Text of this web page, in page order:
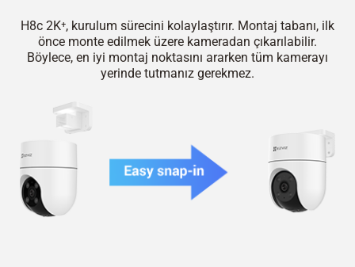
H8c 2K⁺, kurulum sürecini kolaylaştırır. Montaj tabanı, ilk
önce monte edilmek üzere kameradan çıkarılabilir.
Böylece, en iyi montaj noktasını ararken tüm kamerayı
yerinde tutmanız gerekmez.